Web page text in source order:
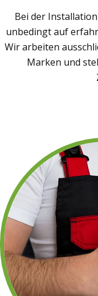
Bei der
unbedingt auf
Wir arbeiten
Marken und